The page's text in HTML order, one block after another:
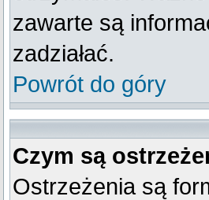
zawarte są
zadziałać.
Powrót do góry
Czym są
Ostrzeżenia są